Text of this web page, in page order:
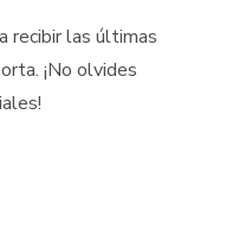
recibir las últimas
¡No olvides